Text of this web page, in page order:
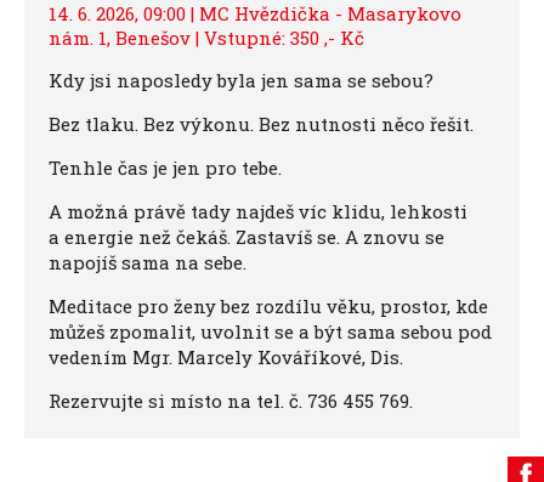
14. 6. 2026, 09:00 | MC Hvězdička - Masarykovo
nám. 1, Benešov | Vstupné: 350 ,- Kč
Kdy jsi naposledy byla jen sama se sebou?
Bez tlaku. Bez výkonu. Bez nutnosti něco řešit.
Tenhle čas je jen pro tebe.
A možná právě tady najdeš víc klidu, lehkosti
a energie než čekáš. Zastavíš se. A znovu se
napojíš sama na sebe.
Meditace pro ženy bez rozdílu věku, prostor, kde
můžeš zpomalit, uvolnit se a být sama sebou pod
vedením Mgr. Marcely Kováříkové, Dis.
Rezervujte si místo na tel. č. 736 455 769.